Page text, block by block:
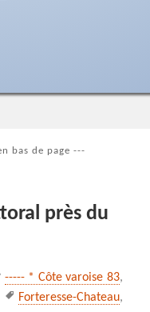
bas de page ---
près du
Catégories
----- * Côte varoise 83,
Mots-
clés
Forteresse-Chateau,